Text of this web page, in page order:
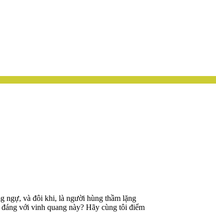
ngự, và đôi khi, là người hùng thầm lặng
với vinh quang này? Hãy cùng tôi điểm